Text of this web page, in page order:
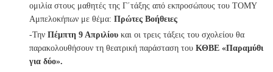
ομιλία στους μαθητές της Γ΄τάξης από εκπροσώπους του ΤΟΜΥ
Αμπελοκήπων με θέμα: Πρώτες Βοήθειες
-Την Πέμπτη 9 Απριλίου και οι τρεις τάξεις του σχολείου θα
παρακολουθήσουν τη θεατρική παράσταση του ΚΘΒΕ «Παραμύθι
για δύο».